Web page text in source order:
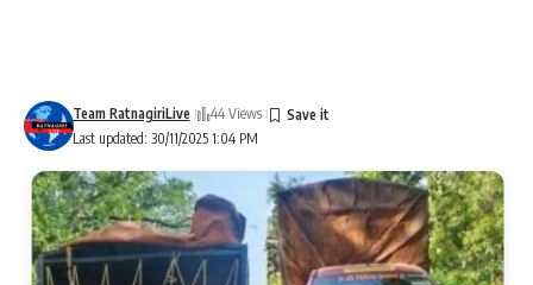
Last updated: 30/11/2025 1:04 PM
Team RatnagiriLive 44 Views